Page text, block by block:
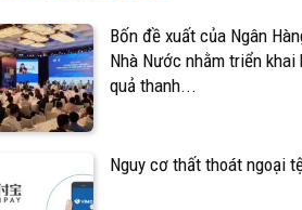
Bốn đề xuất của Ngân
Nhà Nước nhằm triển khai
quả thanh...
Nguy cơ thất thoát ngoại